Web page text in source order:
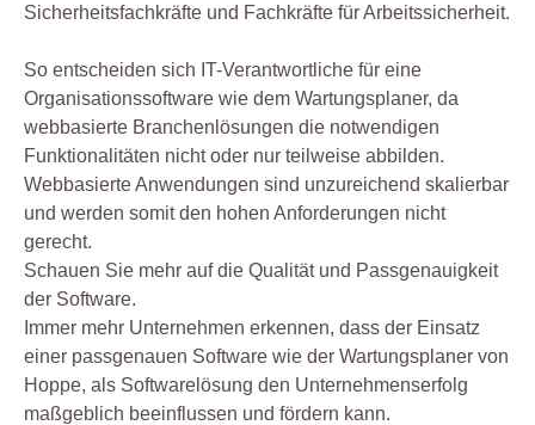
Sicherheitsfachkräfte und Fachkräfte für Arbeitssicherheit.
So entscheiden sich IT-Verantwortliche für eine
Organisationssoftware wie dem Wartungsplaner, da
webbasierte Branchenlösungen die notwendigen
Funktionalitäten nicht oder nur teilweise abbilden.
Webbasierte Anwendungen sind unzureichend skalierbar
und werden somit den hohen Anforderungen nicht
gerecht.
Schauen Sie mehr auf die Qualität und Passgenauigkeit
der Software.
Immer mehr Unternehmen erkennen, dass der Einsatz
einer passgenauen Software wie der Wartungsplaner von
Hoppe, als Softwarelösung den Unternehmenserfolg
maßgeblich beeinflussen und fördern kann.